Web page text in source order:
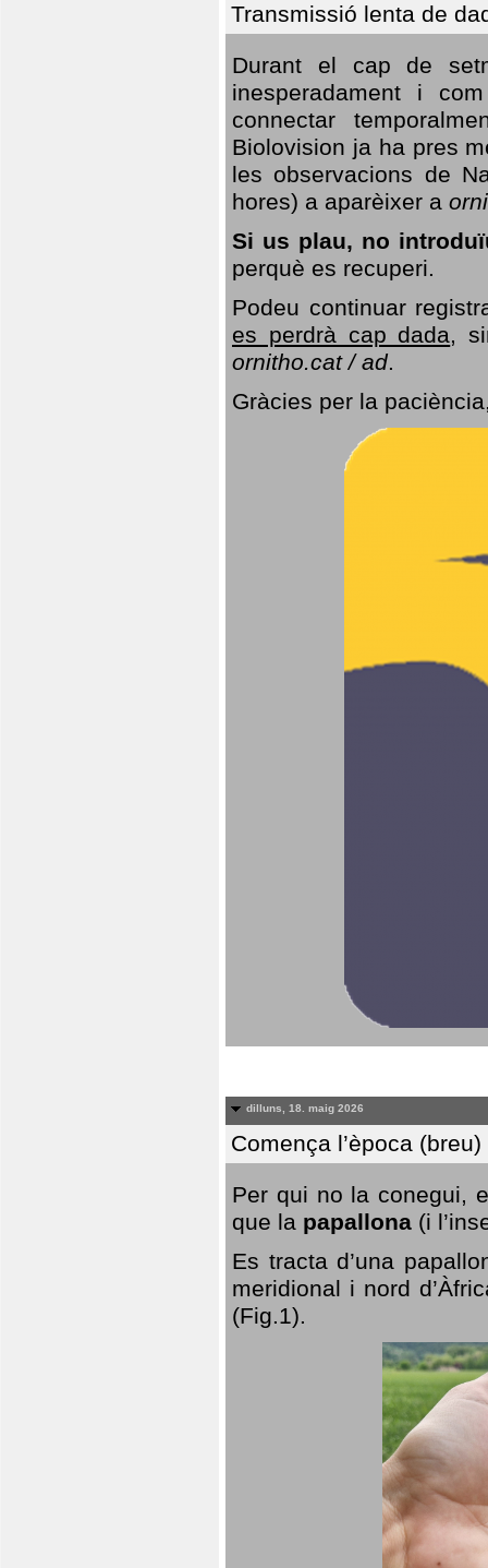
Transmissió lenta de
Durant el cap de
inesperadament i
connectar
Biolovision ja ha pres
les observacions de
hores) a aparèixer a
Si us plau, no
perquè es recuperi.
Podeu continuar
es perdrà cap dada,
ornitho.cat / ad.
Gràcies per la
dilluns, 18. maig 2026
Comença l’època
Per qui no la conegui,
que la papallona (i
Es tracta d’una
meridional i nord
(Fig.1).